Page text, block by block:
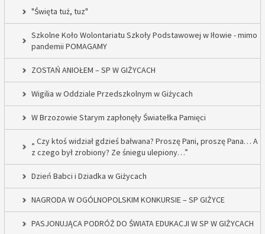
"Święta tuż, tuz"
Szkolne Koło Wolontariatu Szkoły Podstawowej w Iłowie - mimo
pandemii POMAGAMY
ZOSTAŃ ANIOŁEM – SP W GIŻYCACH
Wigilia w Oddziale Przedszkolnym w Giżycach
W Brzozowie Starym zapłonęły Światełka Pamięci
„ Czy ktoś widział gdzieś bałwana? Proszę Pani, proszę Pana… A
z czego był zrobiony? Ze śniegu ulepiony…”
Dzień Babci i Dziadka w Giżycach
NAGRODA W OGÓLNOPOLSKIM KONKURSIE – SP GIŻYCE
PASJONUJĄCA PODRÓŻ DO ŚWIATA EDUKACJI W SP W GIŻYCACH